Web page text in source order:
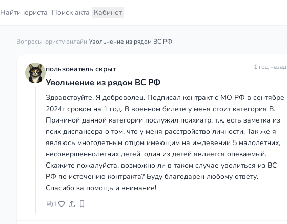
Найти юриста Поиск акта Кабинет
Вопросы юристу онлайн·Увольнение из рядом ВС РФ
пользователь скрыт 1 год назад
Увольнение из рядом ВС РФ
Здравствуйте. Я доброволец. Подписал контракт с МО РФ в сентябре
2024г сроком на 1 год. В военном билете у меня стоит категория В.
Причиной данной категории послужил психиатр, т.к. есть заметка из
псих диспансера о том, что у меня расстройство личности. Так же я
являюсь многодетным отцом имеющим на иждевении 5 малолетних,
несовершеннолетних детей. один из детей является опекаемый.
Скажите пожалуйста, возможно ли в таком случае уволиться из ВС
РФ по истечению контракта? Буду благодарен любому ответу.
Спасибо за помощь и внимание!
1